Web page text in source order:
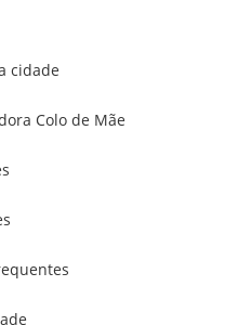
cidade
Colo de Mãe